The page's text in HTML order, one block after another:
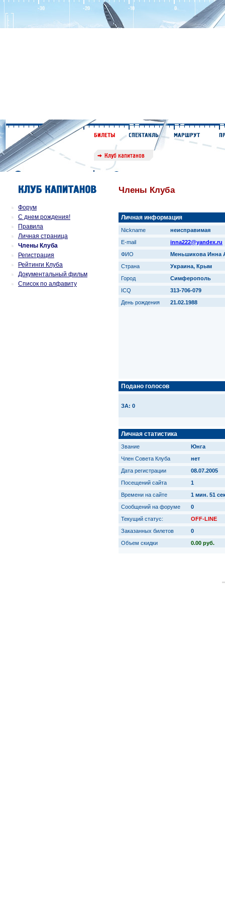
Форум
С днем рождения!
Правила
Личная страница
Члены Клуба
Регистрация
Рейтинги Клуба
Документальный фильм
Список по алфавиту
Члены Клуба
Личная информация
Nickname
неисправимая
E-mail
inna222@yandex.ru
ФИО
Меньшикова Инна
Страна
Украина, Крым
Город
Симферополь
ICQ
313-706-079
День рождения
21.02.1988
Подано голосов
ЗА: 0
Личная статистика
Звание
Юнга
Член Совета Клуба
нет
Дата регистрации
08.07.2005
Посещений сайта
1
Времени на сайте
1 мин. 51
Сообщений на форуме
0
Текущий статус:
OFF-LINE
Заказанных билетов
0
Объем скидки
0.00 руб.